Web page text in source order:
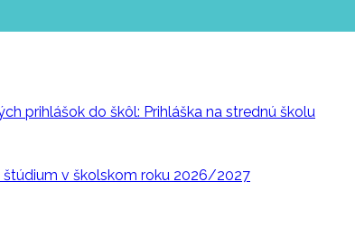
prihlášok do škôl: Prihláška na strednú školu
v školskom roku 2026/2027